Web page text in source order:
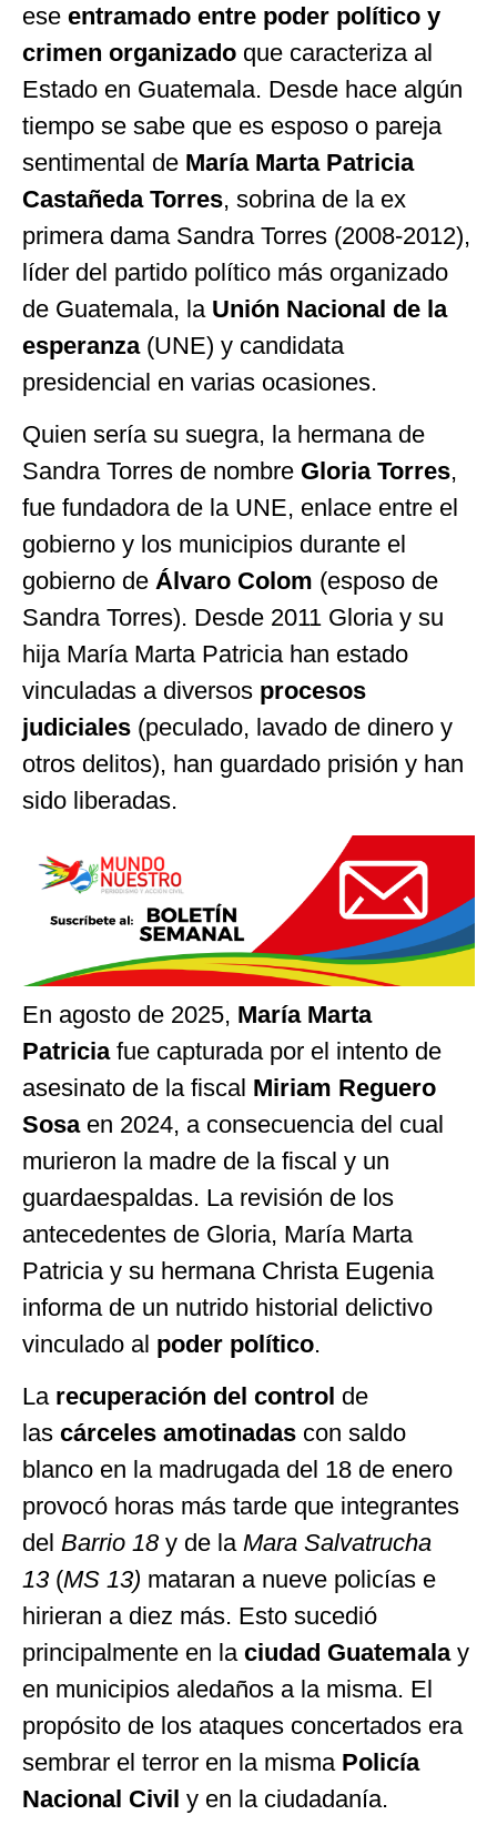
ese entramado entre poder político y
crimen organizado que caracteriza al
Estado en Guatemala. Desde hace algún
tiempo se sabe que es esposo o pareja
sentimental de María Marta Patricia
Castañeda Torres, sobrina de la ex
primera dama Sandra Torres (2008-2012),
líder del partido político más organizado
de Guatemala, la Unión Nacional de la
esperanza (UNE) y candidata
presidencial en varias ocasiones.
Quien sería su suegra, la hermana de
Sandra Torres de nombre Gloria Torres,
fue fundadora de la UNE, enlace entre el
gobierno y los municipios durante el
gobierno de Álvaro Colom (esposo de
Sandra Torres). Desde 2011 Gloria y su
hija María Marta Patricia han estado
vinculadas a diversos procesos
judiciales (peculado, lavado de dinero y
otros delitos), han guardado prisión y han
sido liberadas.
En agosto de 2025, María Marta
Patriciafue capturada por el intento de
asesinato de la fiscal Miriam Reguero
Sosaen 2024, a consecuencia del cual
murieron la madre de la fiscal y un
guardaespaldas. La revisión de los
antecedentes de Gloria, María Marta
Patricia y su hermana Christa Eugenia
informa de un nutrido historial delictivo
vinculado al poder político.
La recuperación del control de
las cárceles amotinadas con saldo
blanco en la madrugada del 18 de enero
provocó horas más tarde que integrantes
del Barrio 18 y de la Mara Salvatrucha
13 (MS 13) mataran a nueve policías e
hirieran a diez más. Esto sucedió
principalmente en la ciudad Guatemalay
en municipios aledaños a la misma. El
propósito de los ataques concertados era
sembrar el terror en la misma Policía
Nacional Civil y en la ciudadanía.